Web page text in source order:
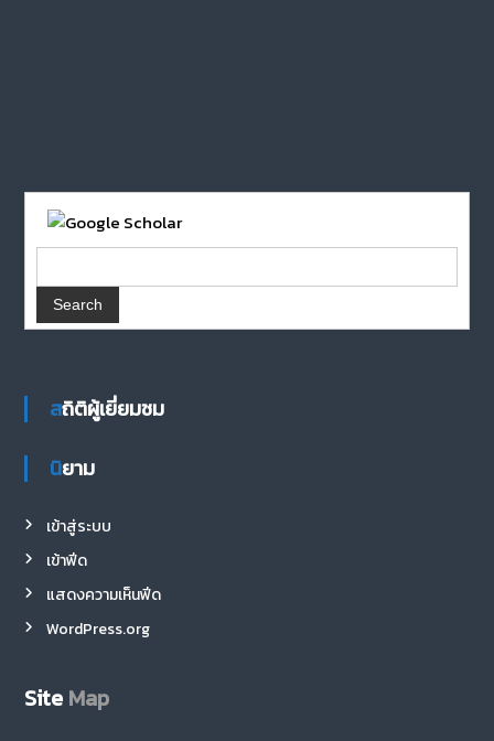
สถิติผู้เยี่ยมชม
นิยาม
เข้าสู่ระบบ
เข้าฟีด
แสดงความเห็นฟีด
WordPress.org
Site Map